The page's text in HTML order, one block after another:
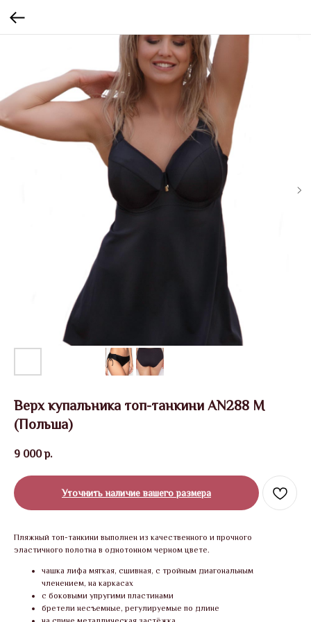
Верх купальника топ-танкини AN288 M
(Польша)
9 000 р.
Уточнить наличие вашего размера
Пляжный топ-танкини выполнен из качественного и прочного
эластичного полотна в однотонном черном цвете.
чашка лифа мягкая, сшивная, с тройным диагональным
членением, на каркасах
с боковыми упругими пластинами
бретели несъемные, регулируемые по длине